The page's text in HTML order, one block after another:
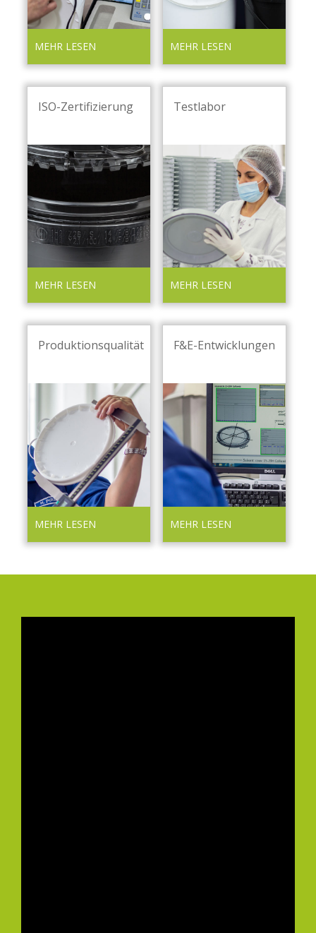
MEHR LESEN MEHR LESEN
ISO-Zertifizierung
MEHR LESEN
Testlabor
MEHR LESEN
Produktionsqualität
MEHR LESEN
F&E-Entwicklungen
MEHR LESEN